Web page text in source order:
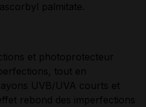
palmitate.
et photoprotecteur
tout en
UVB/UVA courts et
rebond des imperfections